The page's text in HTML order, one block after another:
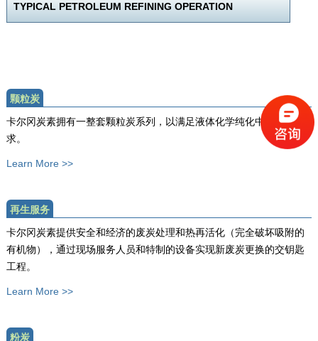
TYPICAL PETROLEUM REFINING OPERATION
颗粒炭
卡尔冈炭素拥有一整套颗粒炭系列，以满足液体化学纯化中的具体需
求。
Learn More >>
再生服务
卡尔冈炭素提供安全和经济的废炭处理和热再活化（完全破坏吸附的
有机物），通过现场服务人员和特制的设备实现新废炭更换的交钥匙
工程。
Learn More >>
粉炭